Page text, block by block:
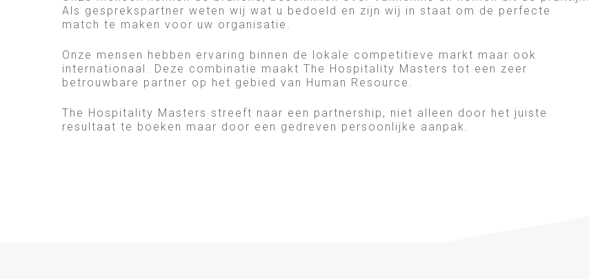
Als gesprekspartner weten wij wat u bedoeld en zijn wij in staat om de perfecte
match te maken voor uw organisatie.
Onze mensen hebben ervaring binnen de lokale competitieve markt maar ook
internationaal. Deze combinatie maakt The Hospitality Masters tot een zeer
betrouwbare partner op het gebied van Human Resource.
The Hospitality Masters streeft naar een partnership, niet alleen door het juiste
resultaat te boeken maar door een gedreven persoonlijke aanpak.